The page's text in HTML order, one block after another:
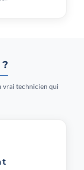
vrai technicien qui